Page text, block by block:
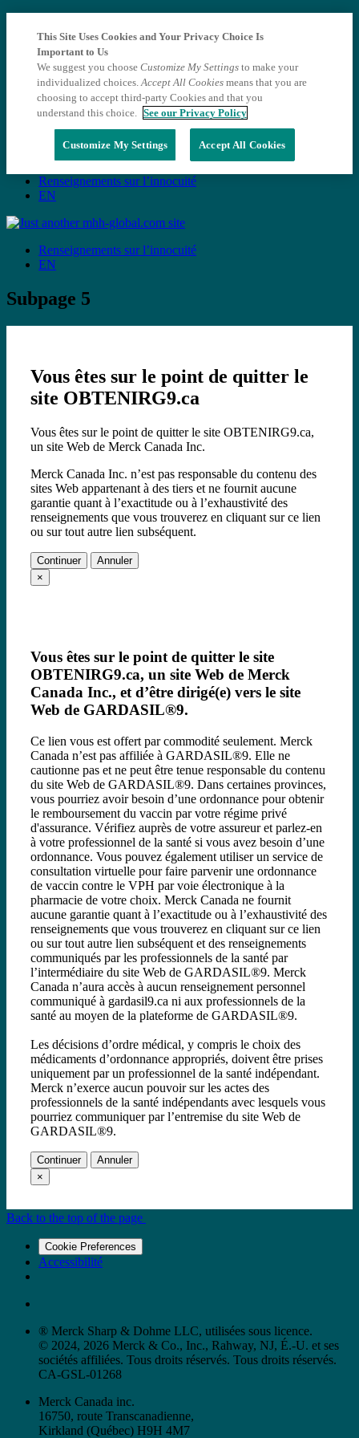
Renseignements sur l’innocuité
EN
Renseignements sur l’innocuité
EN
Subpage 5
Vous êtes sur le point de quitter le
site OBTENIRG9.ca
Vous êtes sur le point de quitter le site OBTENIRG9.ca,
un site Web de Merck Canada Inc.
Merck Canada Inc. n’est pas responsable du contenu des
sites Web appartenant à des tiers et ne fournit aucune
garantie quant à l’exactitude ou à l’exhaustivité des
renseignements que vous trouverez en cliquant sur ce lien
ou sur tout autre lien subséquent.
Continuer
Annuler
×
Vous êtes sur le point de quitter le site
OBTENIRG9.ca, un site Web de Merck
Canada Inc., et d’être dirigé(e) vers le site
Web de GARDASIL®9.
Ce lien vous est offert par commodité seulement. Merck
Canada n’est pas affiliée à GARDASIL®9. Elle ne
cautionne pas et ne peut être tenue responsable du contenu
du site Web de GARDASIL®9. Dans certaines provinces,
vous pourriez avoir besoin d’une ordonnance pour obtenir
le remboursement du vaccin par votre régime privé
d'assurance. Vérifiez auprès de votre assureur et parlez-en
à votre professionnel de la santé si vous avez besoin d’une
ordonnance. Vous pouvez également utiliser un service de
consultation virtuelle pour faire parvenir une ordonnance
de vaccin contre le VPH par voie électronique à la
pharmacie de votre choix. Merck Canada ne fournit
aucune garantie quant à l’exactitude ou à l’exhaustivité des
renseignements que vous trouverez en cliquant sur ce lien
ou sur tout autre lien subséquent et des renseignements
communiqués par les professionnels de la santé par
l’intermédiaire du site Web de GARDASIL®9. Merck
Canada n’aura accès à aucun renseignement personnel
communiqué à gardasil9.ca ni aux professionnels de la
santé au moyen de la plateforme de GARDASIL®9.
Les décisions d’ordre médical, y compris le choix des
médicaments d’ordonnance appropriés, doivent être prises
uniquement par un professionnel de la santé indépendant.
Merck n’exerce aucun pouvoir sur les actes des
professionnels de la santé indépendants avec lesquels vous
pourriez communiquer par l’entremise du site Web de
GARDASIL®9.
Continuer
Annuler
×
Back to the top of the page
Cookie Preferences
Accessibilité
® Merck Sharp & Dohme LLC, utilisées sous licence.
© 2024, 2026 Merck & Co., Inc., Rahway, NJ, É.-U. et ses
sociétés affiliées. Tous droits réservés. Tous droits réservés.
CA-GSL-01268
Merck Canada inc.
16750, route Transcanadienne,
Kirkland (Québec) H9H 4M7
This Site Uses Cookies and Your Privacy Choice Is
Important to Us
We suggest you choose Customize My Settingsto make your
individualized choices.Accept All Cookiesmeans that you are
choosing to accept third-party Cookies and that you
understand this choice. See our Privacy Policy
Customize My Settings Accept All Cookies